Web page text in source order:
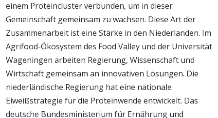
einem Proteincluster verbunden, um in dieser
Gemeinschaft gemeinsam zu wachsen. Diese Art der
Zusammenarbeit ist eine Stärke in den Niederlanden. Im
Agrifood-Ökosystem des Food Valley und der Universität
Wageningen arbeiten Regierung, Wissenschaft und
Wirtschaft gemeinsam an innovativen Lösungen. Die
niederländische Regierung hat eine nationale
Eiweißstrategie für die Proteinwende entwickelt. Das
deutsche Bundesministerium für Ernährung und